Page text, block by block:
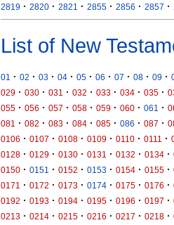
2819 · 2820 · 2821 · 2855 · 2856 · 2857 ·
List of New
01 · 02 · 03 · 04 · 05 · 06 · 07 · 08 · 09 ·
029 · 030 · 031 · 032 · 033 · 034 · 035 ·
055 · 056 · 057 · 058 · 059 · 060 · 061 ·
081
· 082 · 083 · 084 · 085 · 086 · 087 ·
0106 · 0107 · 0108 · 0109 · 0110 · 0111 ·
0128 · 0129 · 0130 · 0131 · 0132 · 0134 ·
0150 · 0151 · 0152 · 0153 · 0154 · 0155 ·
0171
· 0172 · 0173 · 0174 · 0175 · 0176 ·
0192 · 0193 · 0194 · 0195 · 0196 · 0197 ·
0213 · 0214 · 0215 · 0216 · 0217 · 0218 ·